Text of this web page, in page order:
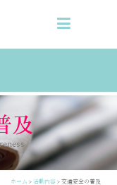
及
ホーム > 活動内容 > 交通安全の普及